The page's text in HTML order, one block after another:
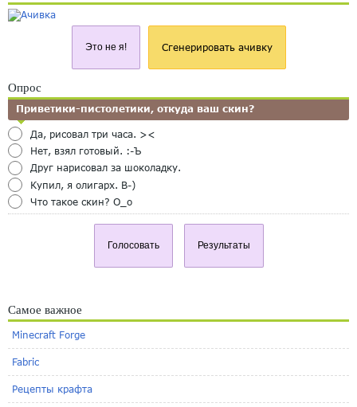
Это не я! Сгенерировать ачивку
Опрос
Приветики-пистолетики, откуда ваш скин?
Да, рисовал три часа. ><
Нет, взял готовый. :-Ъ
Друг нарисовал за шоколадку.
Купил, я олигарх. B-)
Что такое скин? O_o
Голосовать Результаты
Самое важное
Minecraft Forge
Fabric
Рецепты крафта